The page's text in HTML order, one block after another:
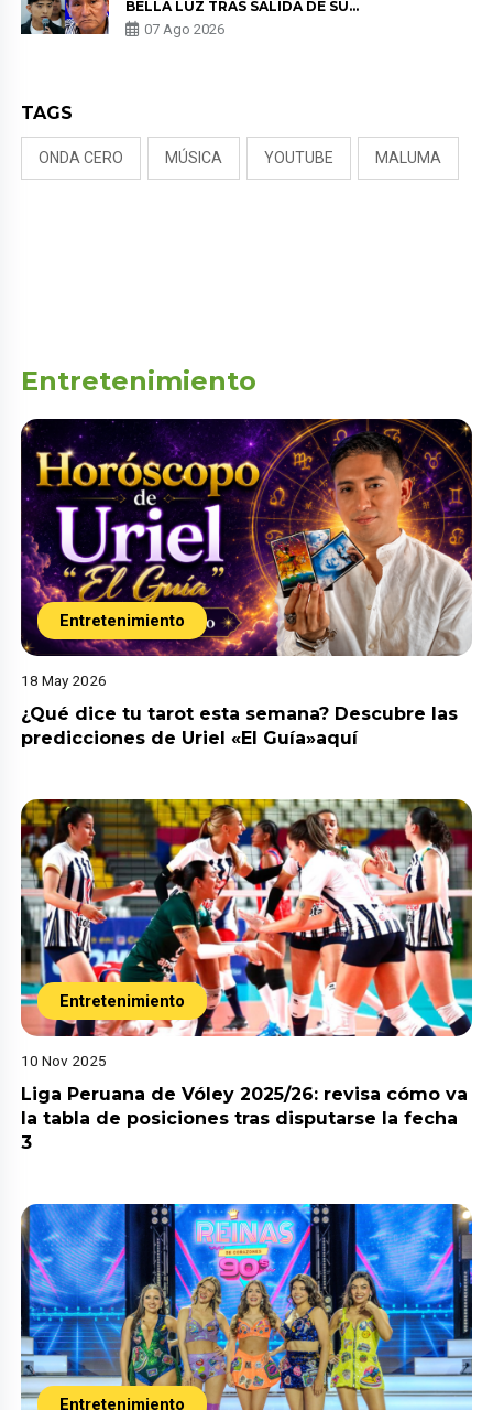
BELLA LUZ TRAS SALIDA DE SU
PADRE POR POLÉMICA CON
NALDY SALDAÑA
07 Ago 2026
TAGS
ONDA CERO MÚSICA YOUTUBE MALUMA
Entretenimiento
Entretenimiento
18 May 2026
¿Qué dice tu tarot esta semana? Descubre las
predicciones de Uriel «El Guía»aquí
Entretenimiento
10 Nov 2025
Liga Peruana de Vóley 2025/26: revisa cómo va
la tabla de posiciones tras disputarse la fecha
3
Entretenimiento